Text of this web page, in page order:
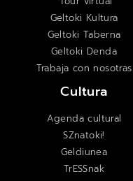
Geltoki Kultura
Geltoki Taberna
Geltoki Denda
Trabaja con nosotras
Cultura
Agenda cultural
SZnatoki!
Geldiunea
TrESSnak